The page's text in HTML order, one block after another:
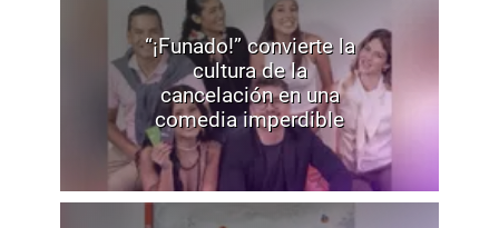
“¡Funado!” convierte la
cultura de la
cancelación en una
comedia imperdible